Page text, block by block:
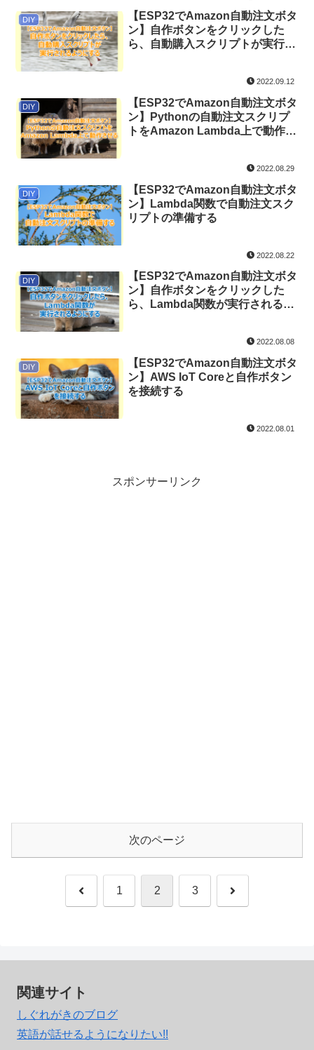
DIY
【ESP32でAmazon自動注文ボタ
ン】自作ボタンをクリックした
ら、自動購入スクリプトが実行さ
2022.09.12
DIY
【ESP32でAmazon自動注文ボタ
ン】Pythonの自動注文スクリプ
トをAmazon Lambda上で動作さ
2022.08.29
DIY
【ESP32でAmazon自動注文ボタ
ン】Lambda関数で自動注文スク
リプトの準備する
2022.08.22
DIY
【ESP32でAmazon自動注文ボタ
ン】自作ボタンをクリックした
ら、Lambda関数が実行されるよ
2022.08.08
DIY
【ESP32でAmazon自動注文ボタ
ン】AWS IoT Coreと自作ボタン
を接続する
2022.08.01
スポンサーリンク
次のページ
前 1 2 3 次
関連サイト
しぐれがきのブログ
英語が話せるようになりたい!!